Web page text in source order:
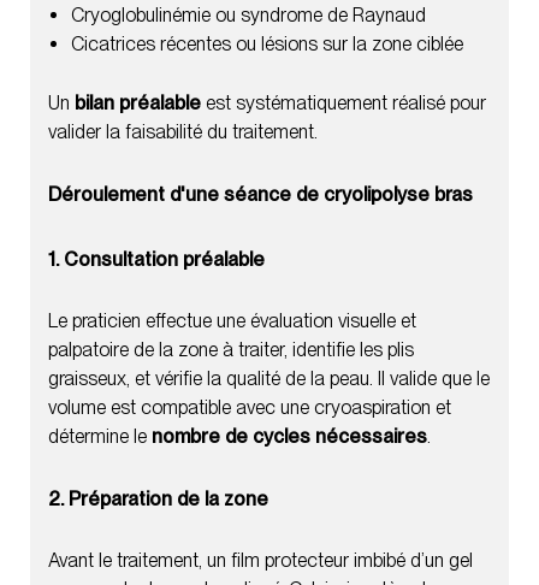
Cryoglobulinémie ou syndrome de Raynaud
Cicatrices récentes ou lésions sur la zone ciblée
Un bilan préalable est systématiquement réalisé pour
valider la faisabilité du traitement.
Déroulement d'une séance de cryolipolyse bras
1. Consultation préalable
Le praticien effectue une évaluation visuelle et
palpatoire de la zone à traiter, identifie les plis
graisseux, et vérifie la qualité de la peau. Il valide que le
volume est compatible avec une cryoaspiration et
détermine le nombre de cycles nécessaires
2. Préparation de la zone
Avant le traitement, un film protecteur imbibé d’un gel